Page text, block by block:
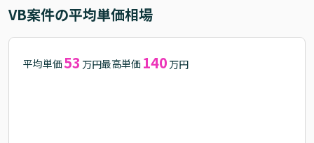
VB案件の平均単価相場
平均単価53 万円最高単価 140 万円